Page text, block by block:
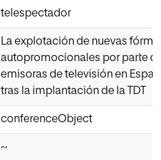
telespectador
La explotación de nuevas
autopromocionales por parte
emisoras de televisión en
tras la implantación de la TDT
conferenceObject
~